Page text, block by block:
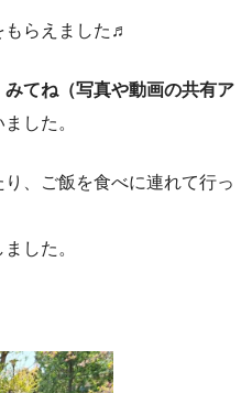
もらえました♬
みてね（写真や動画の共有ア
した。
、ご飯を食べに連れて行っ
した。